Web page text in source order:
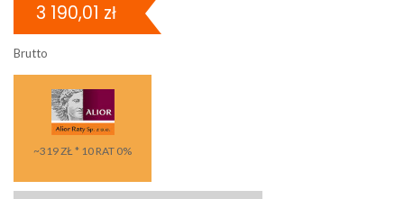
3 190,01 zł
Brutto
~319 ZŁ * 10 RAT 0%